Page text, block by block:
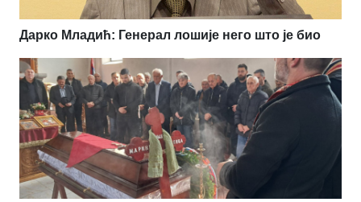
Дарко Младић: Генерал лошије него што је био